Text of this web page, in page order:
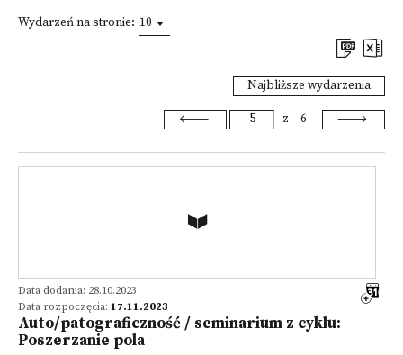
Wydarzeń na stronie: 10
Najbliższe wydarzenia
z 6
Data dodania: 28.10.2023
Data rozpoczęcia: 17.11.2023
Auto/patograficzność / seminarium z cyklu:
Poszerzanie pola